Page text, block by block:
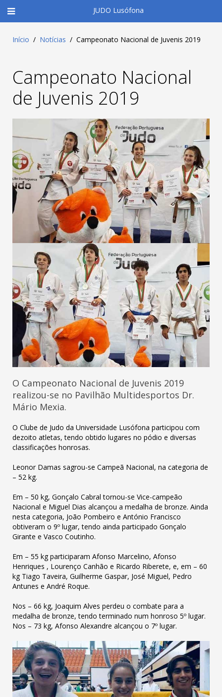
JUDO Lusófona
Início Notícias Campeonato Nacional de Juvenis 2019
Campeonato Nacional
de Juvenis 2019
O Campeonato Nacional de Juvenis 2019
realizou-se no Pavilhão Multidesportos Dr.
Mário Mexia.
O Clube de Judo da Universidade Lusófona participou com
dezoito atletas, tendo obtido lugares no pódio e diversas
classificações honrosas.
Leonor Damas sagrou-se Campeã Nacional, na categoria de
– 52 kg.
Em – 50 kg, Gonçalo Cabral tornou-se Vice-campeão
Nacional e Miguel Dias alcançou a medalha de bronze. Ainda
nesta categoria, João Pombeiro e António Francisco
obtiveram o 9º lugar, tendo ainda participado Gonçalo
Girante e Vasco Coutinho.
Em – 55 kg participaram Afonso Marcelino, Afonso
Henriques , Lourenço Canhão e Ricardo Riberete, e, em – 60
kg Tiago Taveira, Guilherme Gaspar, José Miguel, Pedro
Antunes e André Roque.
Nos – 66 kg, Joaquim Alves perdeu o combate para a
medalha de bronze, tendo terminado num honroso 5º lugar.
Nos – 73 kg, Afonso Alexandre alcançou o 7º lugar.